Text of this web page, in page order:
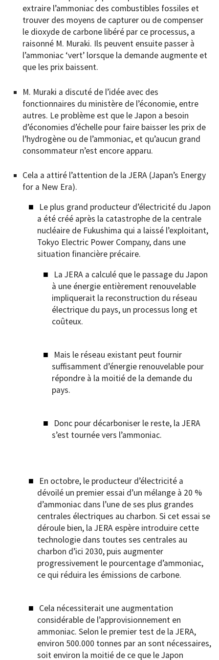
extraire l’ammoniac des combustibles fossiles et
trouver des moyens de capturer ou de compenser
le dioxyde de carbone libéré par ce processus, a
raisonné M. Muraki. Ils peuvent ensuite passer à
l’ammoniac ‘vert’ lorsque la demande augmente et
que les prix baissent.
M. Muraki a discuté de l’idée avec des
fonctionnaires du ministère de l’économie, entre
autres. Le problème est que le Japon a besoin
d’économies d’échelle pour faire baisser les prix de
l’hydrogène ou de l’ammoniac, et qu’aucun grand
consommateur n’est encore apparu.
Cela a attiré l’attention de la JERA (Japan’s Energy
for a New Era).
Le plus grand producteur d’électricité du Japon
a été créé après la catastrophe de la centrale
nucléaire de Fukushima qui a laissé l’exploitant,
Tokyo Electric Power Company, dans une
situation financière précaire.
La JERA a calculé que le passage du Japon
à une énergie entièrement renouvelable
impliquerait la reconstruction du réseau
électrique du pays, un processus long et
coûteux.
Mais le réseau existant peut fournir
suffisamment d’énergie renouvelable pour
répondre à la moitié de la demande du
pays.
Donc pour décarboniser le reste, la JERA
s’est tournée vers l’ammoniac.
En octobre, le producteur d’électricité a
dévoilé un premier essai d’un mélange à 20 %
d’ammoniac dans l’une de ses plus grandes
centrales électriques au charbon. Si cet essai se
déroule bien, la JERA espère introduire cette
technologie dans toutes ses centrales au
charbon d’ici 2030, puis augmenter
progressivement le pourcentage d’ammoniac,
ce qui réduira les émissions de carbone.
Cela nécessiterait une augmentation
considérable de l’approvisionnement en
ammoniac. Selon le premier test de la JERA,
environ 500.000 tonnes par an sont nécessaires,
soit environ la moitié de ce que le Japon